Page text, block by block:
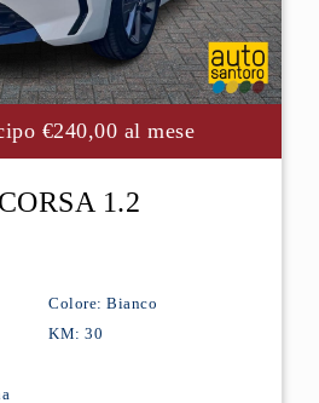
€240,00 al mese
1.2
Colore: Bianco
KM: 30